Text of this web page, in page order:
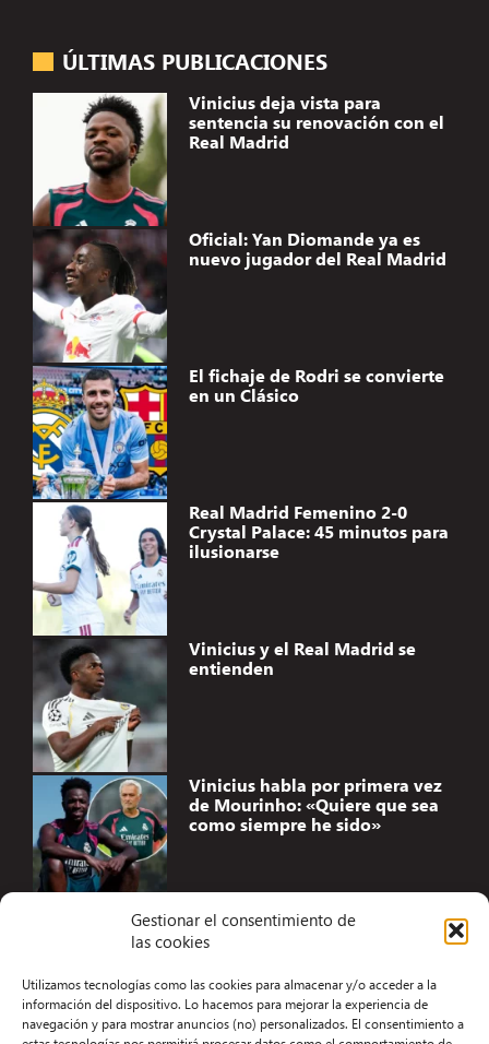
Gestionar el consentimiento de
las cookies
Utilizamos tecnologías como las cookies para almacenar y/o acceder a la
información del dispositivo. Lo hacemos para mejorar la experiencia de
navegación y para mostrar anuncios (no) personalizados. El consentimiento a
ÚLTIMAS PUBLICACIONES
Vinicius deja vista para
sentencia su renovación con el
Real Madrid
Oficial: Yan Diomande ya es
nuevo jugador del Real Madrid
El fichaje de Rodri se convierte
en un Clásico
Real Madrid Femenino 2-0
Crystal Palace: 45 minutos para
ilusionarse
Vinicius y el Real Madrid se
entienden
Vinicius habla por primera vez
de Mourinho: «Quiere que sea
como siempre he sido»
Aviso Legal
Términos y condiciones